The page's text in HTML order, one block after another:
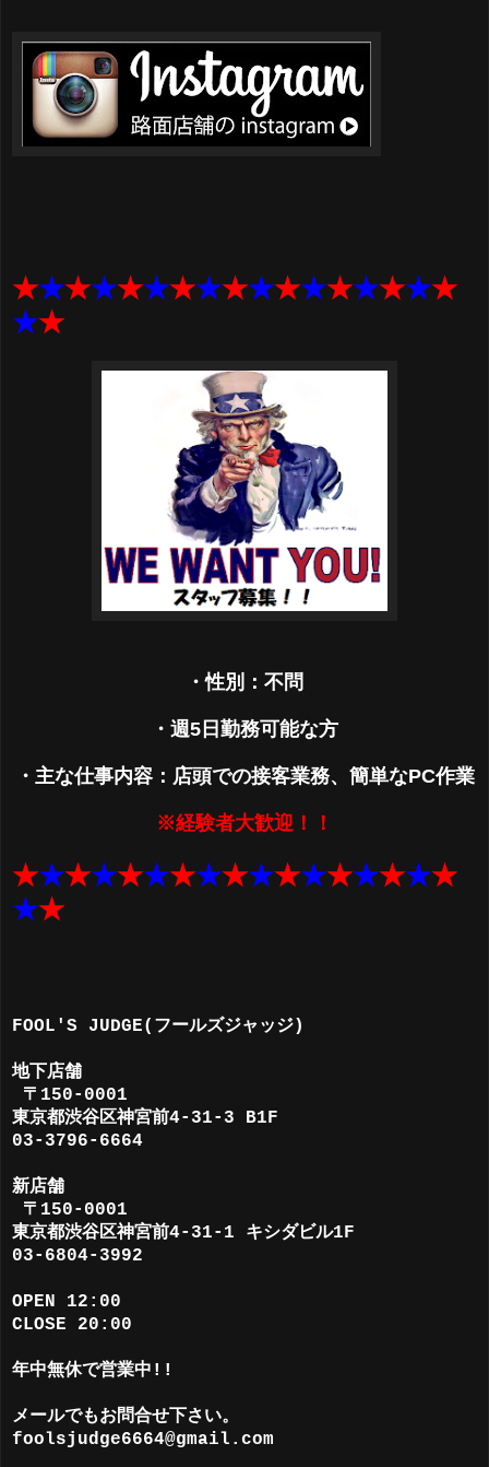
★★★★★★★★★★★★★★★★★
★★
・性別：不問
・週5日勤務可能な方
・主な仕事内容：店頭での接客業務、簡単なPC作業
※経験者大歓迎！！
★★★★★★★★★★★★★★★★★
★★
FOOL'S JUDGE(フールズジャッジ)
地下店舗
〒150-0001
東京都渋谷区神宮前4-31-3 B1F
03-3796-6664
新店舗
〒150-0001
東京都渋谷区神宮前4-31-1 キシダビル1F
03-6804-3992
OPEN 12:00
CLOSE 20:00
年中無休で営業中!!
メールでもお問合せ下さい。
foolsjudge6664@gmail.com